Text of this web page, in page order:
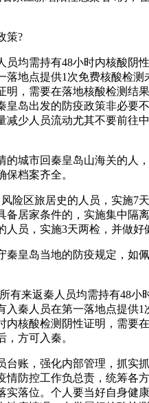
策?
员均需持有48小时内核酸阴
落地点提供1次免费核酸检测
明，需要在落地核酸检测结
皇岛出发的防疫政策非必要
减少人员流动尤其不要前往
的城市回秦皇岛山海关的人
保档案齐全。
险区旅居史的人员，实施7
备居家条件的，实施集中隔
人员，实施3天两检，并做好
秦皇岛当地的防疫规定，如
有来返秦人员均需持有48小
入秦人员在第一落地点提供1
内核酸检测阴性证明，需要
，方可入秦。
台账，强化内部管理，抓实
情防控工作负总责，统筹各
实落位。个人要当好自身健